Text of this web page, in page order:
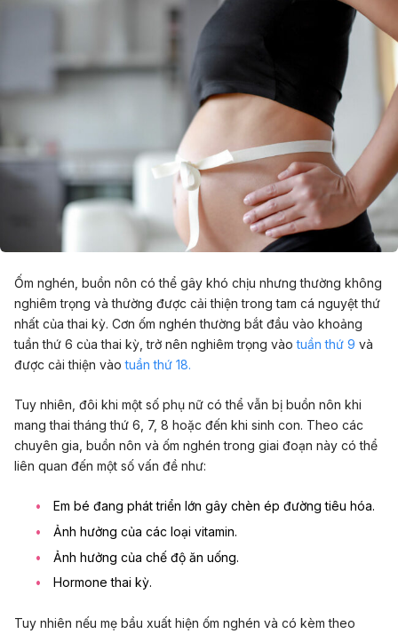
Ốm nghén, buồn nôn có thể gây khó chịu nhưng thường không
nghiêm trọng và thường được cải thiện trong tam cá nguyệt thứ
nhất của thai kỳ. Cơn ốm nghén thường bắt đầu vào khoảng
tuần thứ 6 của thai kỳ, trở nên nghiêm trọng vàotuần thứ 9 và
được cải thiện vàotuần thứ 18.
Tuy nhiên, đôi khi một số phụ nữ có thể vẫn bị buồn nôn khi
mang thai tháng thứ 6, 7, 8 hoặc đến khi sinh con. Theo các
chuyên gia, buồn nôn và ốm nghén trong giai đoạn này có thể
liên quan đến một số vấn đề như:
Em bé đang phát triển lớn gây chèn ép đường tiêu hóa.
Ảnh hưởng của các loại vitamin.
Ảnh hưởng của chế độ ăn uống.
Hormone thai kỳ.
Tuy nhiên nếu mẹ bầu xuất hiện ốm nghén và có kèm theo